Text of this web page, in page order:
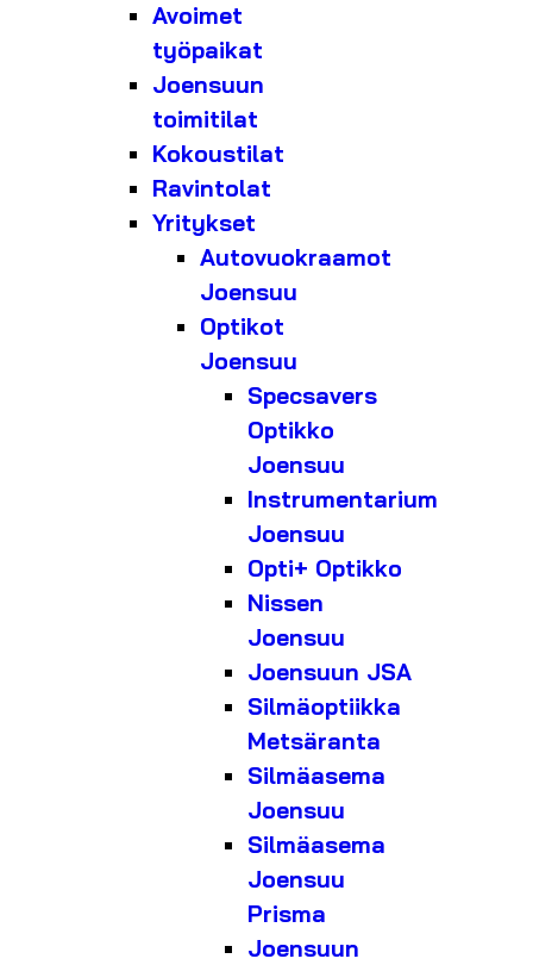
Avoimet
työpaikat
Joensuun
toimitilat
Kokoustilat
Ravintolat
Yritykset
Autovuokraamot
Joensuu
Optikot
Joensuu
Specsavers
Optikko
Joensuu
Instrumentarium
Joensuu
Opti+ Optikko
Nissen
Joensuu
Joensuun JSA
Silmäoptiikka
Metsäranta
Silmäasema
Joensuu
Silmäasema
Joensuu
Prisma
Joensuun